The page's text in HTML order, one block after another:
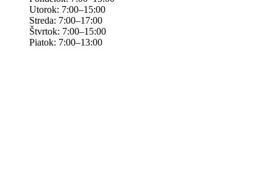
Utorok: 7:00–15:00
Streda: 7:00–17:00
Štvrtok: 7:00–15:00
Piatok: 7:00–13:00